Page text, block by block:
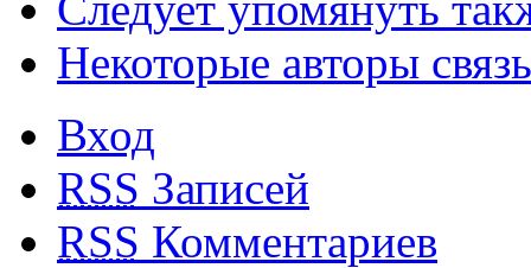
Некоторые авторы
Вход
RSS Записей
RSS Комментариев